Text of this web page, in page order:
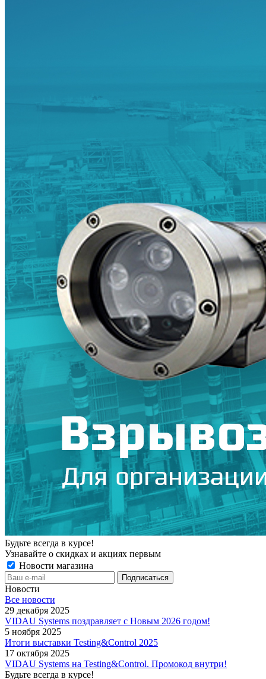
Будьте всегда в курсе!
Узнавайте о скидках и акциях первым
Новости магазина
Новости
Все новости
29 декабря 2025
VIDAU Systems поздравляет с Новым 2026 годом!
5 ноября 2025
Итоги выставки Testing&Control 2025
17 октября 2025
VIDAU Systems на Testing&Control. Промокод внутри!
Будьте всегда в курсе!